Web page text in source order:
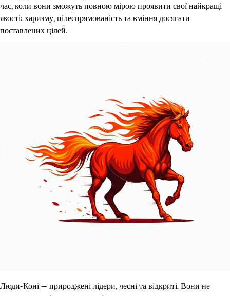
час, коли вони зможуть повною мірою проявити свої найкращі
якості: харизму, цілеспрямованість та вміння досягати
поставлених цілей.
Люди-Коні — природжені лідери, чесні та відкриті. Вони не